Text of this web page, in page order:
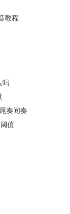
支持我们进行音频录
乐器以及音效插件，
教程
吗
奏间奏
值